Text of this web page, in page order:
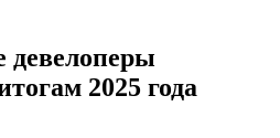
2025 года